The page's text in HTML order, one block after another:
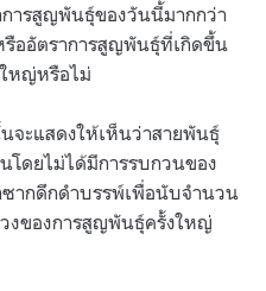
ารสูญพันธุ์ของวันนี้มากกว่า
ออัตราการสูญพันธุ์ที่เกิดขึ้น
หญ่หรือไม่
ะแสดงให้เห็นว่าสายพันธุ์
โดยไม่ได้มีการรบกวนของ
ากดึกดำบรรพ์เพื่อนับจำนวน
งของการสูญพันธุ์ครั้งใหญ่